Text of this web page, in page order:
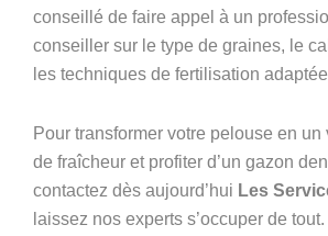
conseillé de faire appel à un
conseiller sur le type de graines, le
les techniques de fertilisation
Pour transformer votre pelouse en un
de fraîcheur et profiter d’un gazon
contactez dès aujourd’hui Les
laissez nos experts s’occuper de tout.